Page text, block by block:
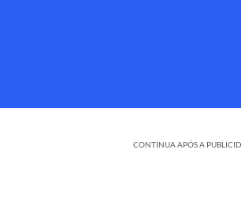
CONTINUA APÓS A